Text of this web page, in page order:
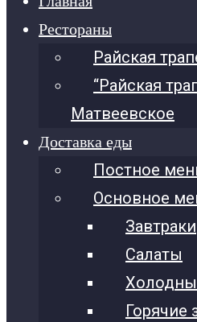
Рестораны
Райская
“Райская
Матвеевское
Доставка еды
Постное
Основное
Завтраки
Салаты
Горячие